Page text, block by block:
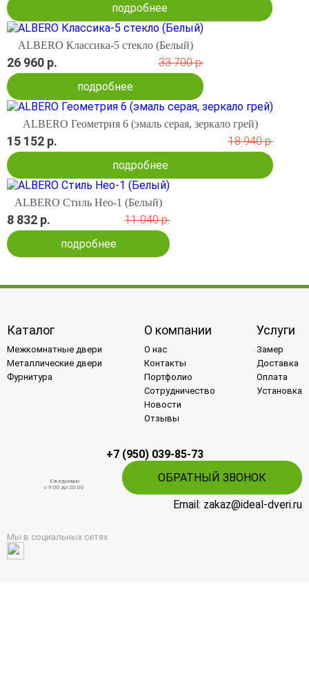
подробнее
ALBERO Классика-5 стекло (Белый)
26 960 р.
33 700 р.
подробнее
ALBERO Геометрия 6 (эмаль серая, зеркало грей)
15 152 р.
18 940 р.
подробнее
ALBERO Стиль Нео-1 (Белый)
8 832 р.
11 040 р.
подробнее
Каталог
Межкомнатные двери
Металлические двери
Фурнитура
О компании
О нас
Контакты
Портфолио
Сотрудничество
Новости
Отзывы
Услуги
Замер
Доставка
Оплата
Установка
+7 (950) 039-85-73
Ежедневно
c 9:00 до 20:00
ОБРАТНЫЙ ЗВОНОК
Email: zakaz@ideal-dveri.ru
Мы в социальных сетях